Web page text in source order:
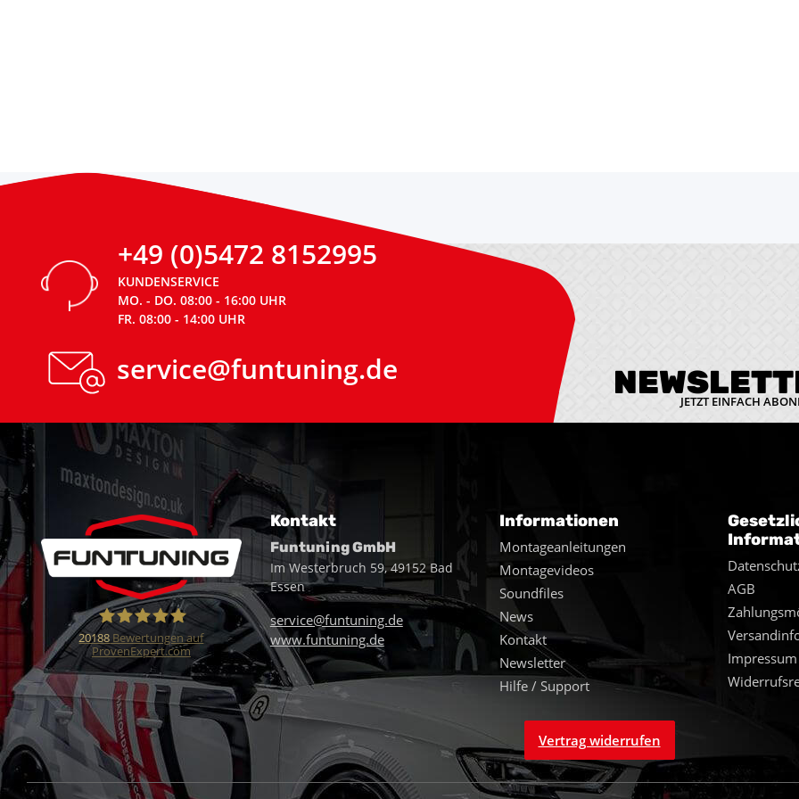
+49 (0)5472 8152995
KUNDENSERVICE
MO. - DO. 08:00 - 16:00 UHR
FR. 08:00 - 14:00 UHR
service@funtuning.de
JETZT EINFACH
Funtuning GmbH
20188 Bewertungen auf
ProvenExpert.com
Kontakt
Funtuning GmbH
Im Westerbruch 59, 49152 Bad
Essen
service@funtuning.de
www.funtuning.de
Informationen
Montageanleitungen
Montagevideos
Soundfiles
News
Kontakt
Newsletter
Hilfe / Support
AGB
Impressum
Vertrag widerrufen